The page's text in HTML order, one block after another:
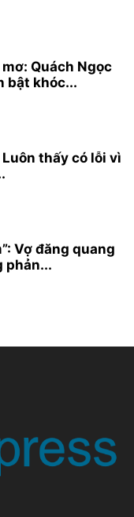
Quách Ngọc
bật khóc...
thấy có lỗi vì
Vợ đăng quang
phản...